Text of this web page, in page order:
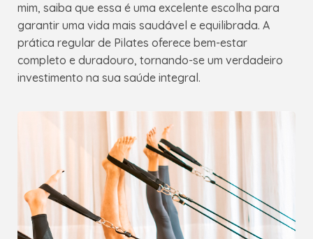
mim, saiba que essa é uma excelente escolha para
garantir uma vida mais saudável e equilibrada. A
prática regular de Pilates oferece bem-estar
completo e duradouro, tornando-se um verdadeiro
investimento na sua saúde integral.